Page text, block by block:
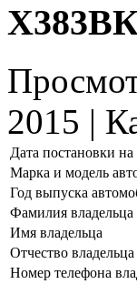
2015 |
Дата постановки на
Марка и модель
Год выпуска
Фамилия владельца
Имя владельца
Отчество владельца
Номер телефона